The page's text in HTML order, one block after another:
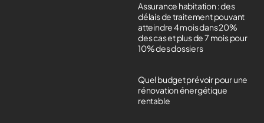
Assurance habitation : des
délais de traitement pouvant
atteindre 4 mois dans 20%
des cas et plus de 7 mois pour
10% des dossiers
Quel budget prévoir pour une
rénovation énergétique
rentable